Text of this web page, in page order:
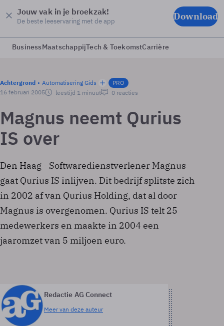
Jouw vak in je broekzak!
De beste leeservaring met de app Download
BusinessMaatschappijTech & ToekomstCarrière
Achtergrond Automatisering Gids
PRO
16 februari 2005
leestijd 1 minuut 0 reacties
Magnus neemt Qurius
IS over
Den Haag - Softwaredienstverlener Magnus
gaat Qurius IS inlijven. Dit bedrijf splitste zich
in 2002 af van Qurius Holding, dat al door
Magnus is overgenomen. Qurius IS telt 25
medewerkers en maakte in 2004 een
jaaromzet van 5 miljoen euro.
Redactie AG Connect
Meer van deze auteur